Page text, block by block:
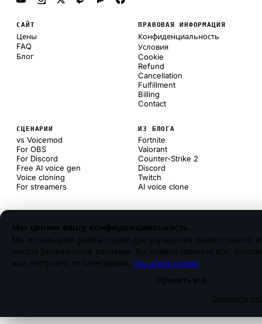
САЙТ
Цены
FAQ
Блог
ПРАВОВАЯ ИНФОРМАЦИЯ
Конфиденциальность
Условия
Cookie
Refund
Cancellation
Fulfillment
Billing
Contact
СЦЕНАРИИ
vs Voicemod
For OBS
For Discord
Free AI voice gen
Voice cloning
For streamers
ИЗ БЛОГА
Fortnite
Valorant
Counter-Strike 2
Discord
Twitch
AI voice clone
Мы ценим вашу конфиденциальность
Мы используем файлы cookie для улучшения вашего опыта,
показа релевантной рекламы. Вы можете принять всё,
или настроить по категориям. Политика cookie
Отклонить